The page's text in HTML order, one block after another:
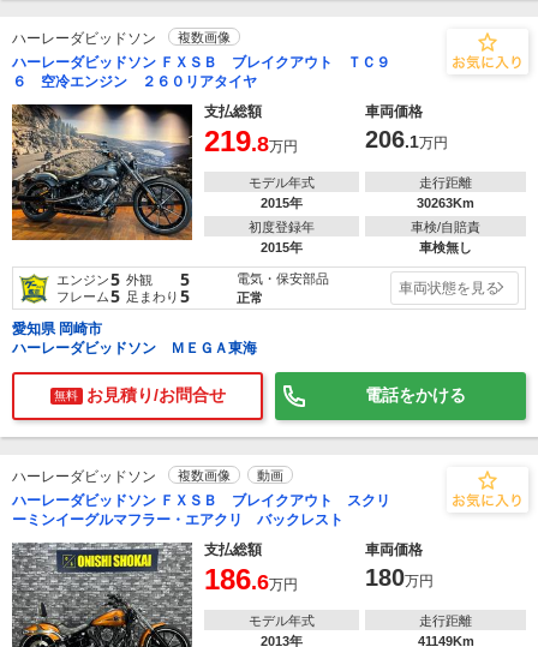
ハーレーダビッドソン 複数画像
ハーレーダビッドソン ＦＸＳＢ ブレイクアウト ＴＣ９
６ 空冷エンジン ２６０リアタイヤ
支払総額
車両価格
219.8万円 206.1万円
モデル年式
2015年
走行距離
30263Km
初度登録年
2015年
車検/自賠責
車検無し
エンジン5 外観 5
フレーム5 足まわり 5
電気・保安部品
正常
車両状態を見る
愛知県 岡崎市
ハーレーダビッドソン ＭＥＧＡ東海
無料 お見積り/お問合せ 電話をかける
ハーレーダビッドソン 複数画像 動画
ハーレーダビッドソン ＦＸＳＢ ブレイクアウト スクリ
ーミンイーグルマフラー・エアクリ バックレスト
支払総額
車両価格
186.6万円 180万円
モデル年式
2013年
走行距離
41149Km